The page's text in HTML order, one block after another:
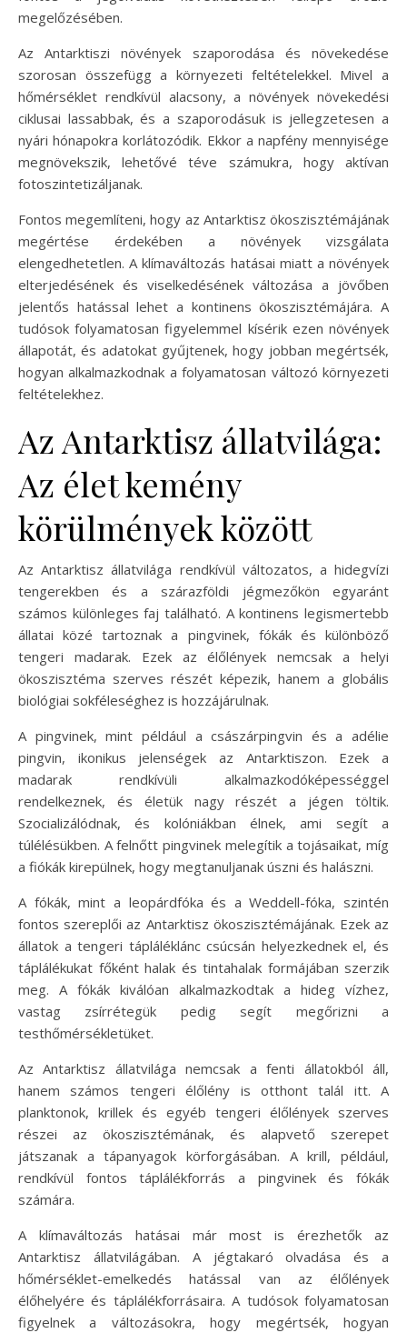
megelőzésében.
Az Antarktiszi növények szaporodása és növekedése
szorosan összefügg a környezeti feltételekkel. Mivel a
hőmérséklet rendkívül alacsony, a növények növekedési
ciklusai lassabbak, és a szaporodásuk is jellegzetesen a
nyári hónapokra korlátozódik. Ekkor a napfény mennyisége
megnövekszik, lehetővé téve számukra, hogy aktívan
fotoszintetizáljanak.
Fontos megemlíteni, hogy az Antarktisz ökoszisztémájának
megértése érdekében a növények vizsgálata
elengedhetetlen. A klímaváltozás hatásai miatt a növények
elterjedésének és viselkedésének változása a jövőben
jelentős hatással lehet a kontinens ökoszisztémájára. A
tudósok folyamatosan figyelemmel kísérik ezen növények
állapotát, és adatokat gyűjtenek, hogy jobban megértsék,
hogyan alkalmazkodnak a folyamatosan változó környezeti
feltételekhez.
Az Antarktisz állatvilága:
Az élet kemény
körülmények között
Az Antarktisz állatvilága rendkívül változatos, a hidegvízi
tengerekben és a szárazföldi jégmezőkön egyaránt
számos különleges faj található. A kontinens legismertebb
állatai közé tartoznak a pingvinek, fókák és különböző
tengeri madarak. Ezek az élőlények nemcsak a helyi
ökoszisztéma szerves részét képezik, hanem a globális
biológiai sokféleséghez is hozzájárulnak.
A pingvinek, mint például a császárpingvin és a adélie
pingvin, ikonikus jelenségek az Antarktiszon. Ezek a
madarak rendkívüli alkalmazkodóképességgel
rendelkeznek, és életük nagy részét a jégen töltik.
Szocializálódnak, és kolóniákban élnek, ami segít a
túlélésükben. A felnőtt pingvinek melegítik a tojásaikat, míg
a fiókák kirepülnek, hogy megtanuljanak úszni és halászni.
A fókák, mint a leopárdfóka és a Weddell-fóka, szintén
fontos szereplői az Antarktisz ökoszisztémájának. Ezek az
állatok a tengeri tápláléklánc csúcsán helyezkednek el, és
táplálékukat főként halak és tintahalak formájában szerzik
meg. A fókák kiválóan alkalmazkodtak a hideg vízhez,
vastag zsírrétegük pedig segít megőrizni a
testhőmérsékletüket.
Az Antarktisz állatvilága nemcsak a fenti állatokból áll,
hanem számos tengeri élőlény is otthont talál itt. A
planktonok, krillek és egyéb tengeri élőlények szerves
részei az ökoszisztémának, és alapvető szerepet
játszanak a tápanyagok körforgásában. A krill, például,
rendkívül fontos táplálékforrás a pingvinek és fókák
számára.
A klímaváltozás hatásai már most is érezhetők az
Antarktisz állatvilágában. A jégtakaró olvadása és a
hőmérséklet-emelkedés hatással van az élőlények
élőhelyére és táplálékforrásaira. A tudósok folyamatosan
figyelnek a változásokra, hogy megértsék, hogyan